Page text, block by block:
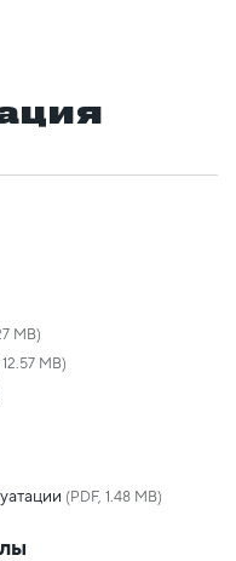
MB)
MB)
(PDF, 1.48 MB)